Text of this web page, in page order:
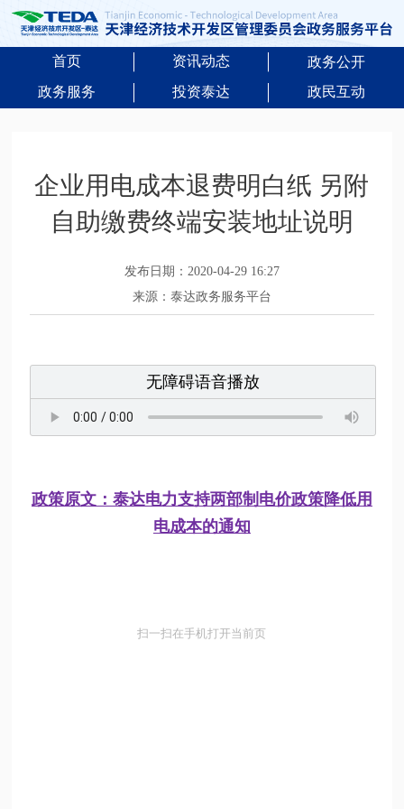
首页 资讯动态
政务公开
政务服务
投资泰达 政民互动
企业用电成本退费明白纸 另附
自助缴费终端安装地址说明
发布日期：2020-04-29 16:27
来源：泰达政务服务平台
无障碍语音播放
政策原文：泰达电力支持两部制电价政策降低用
电成本的通知
扫一扫在手机打开当前页